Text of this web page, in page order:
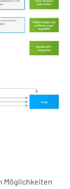
Möglichkeiten